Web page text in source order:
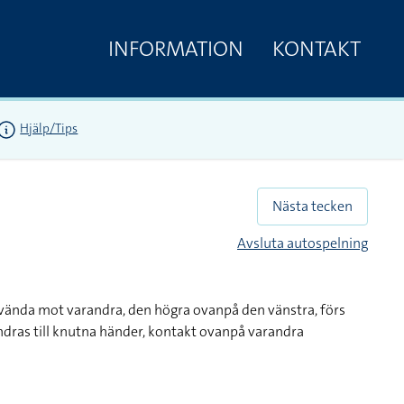
INFORMATION KONTAKT
Hjälp/Tips
Nästa tecken
Avsluta autospelning
mot varandra, den högra ovanpå den vänstra, förs
till knutna händer, kontakt ovanpå varandra